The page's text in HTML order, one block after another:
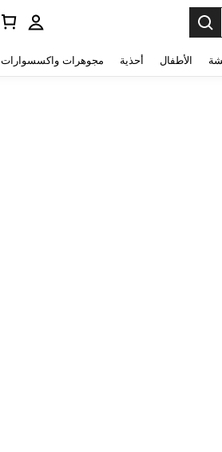
الأطفال أحذية مجوهرات واكسسوارات